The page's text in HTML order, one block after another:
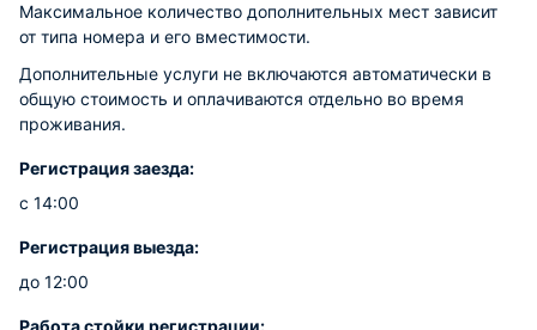
Максимальное количество дополнительных мест зависит
от типа номера и его вместимости.
Дополнительные услуги не включаются автоматически в
общую стоимость и оплачиваются отдельно во время
проживания.
Регистрация заезда:
с 14:00
Регистрация выезда:
до 12:00
Работа стойки регистрации: